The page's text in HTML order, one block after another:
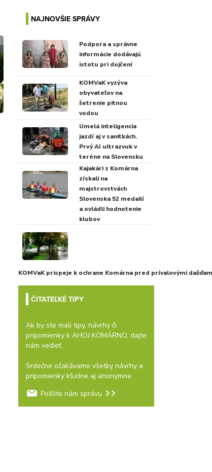
NAJNOVŠIE SPRÁVY
Podpora a správne
informácie dodávajú
istotu pri dojčení
KOMVaK vyzýva
obyvateľov na
šetrenie pitnou
vodou
Umelá inteligencia
jazdí aj v sanitkách.
Prvý AI ultrazvuk v
teréne na Slovensku
Kajakári z Komárna
získali na
majstrovstvách
Slovenska 52 medailí
a ovládli hodnotenie
klubov
KOMVaK prispeje k ochrane Komárna pred prívalovými
ČITATEĽKÉ TIPY
Ak by ste mali tipy, návrhy či
pripomienky k AHOJ KOMÁRNO, dajte
nám vedieť.
Srdečne očakávame všetky návrhy a
pripomienky kľudne aj anonymne.
Pošlite nám správu